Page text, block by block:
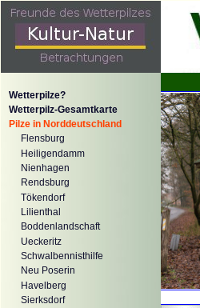
Wetterpilze?
Wetterpilz-Gesamtkarte
Pilze in Norddeutschland
Flensburg
Heiligendamm
Nienhagen
Rendsburg
Tökendorf
Lilienthal
Boddenlandschaft
Ueckeritz
Schwalbennisthilfe
Neu Poserin
Havelberg
Sierksdorf